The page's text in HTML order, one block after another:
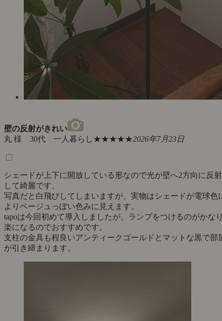
壁の反射がきれい
丸 様 30代 一人暮らし★★★★★2026年7月23日
シェードが上下に開放している形なので光が壁へ2方向に反射
して綺麗です。
写真だと白飛びしてしまいますが、実物はシェードが電球色
よりベージュっぽい色みに見えます。
tapoは今回初めて導入しましたが、ランプをつけるのがかな
楽になるのでおすすめです。
支柱の金具も程良いアンティークゴールドとマットな黒で部
が引き締まります。